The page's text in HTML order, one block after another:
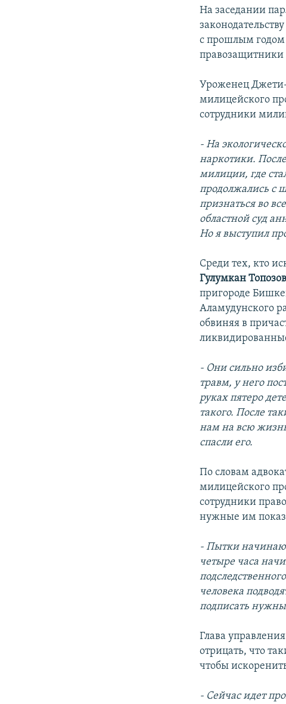
На заседании
с прошлым годом
Уроженец
милицейского
сотрудники
- На
наркотики.
милиции, где
продолжались с
признаться во
областной суд
Но я выступил
Среди тех, кто
Гулумкан
пригороде
Аламудунского
обвиняя в
- Они сильно
травм, у него
руках пятеро
такого. После
нам на всю
спасли его.
По словам
милицейского
сотрудники
нужные им
- Пытки
четыре часа
человека
подписать
Глава
отрицать, что
чтобы
- Сейчас идет